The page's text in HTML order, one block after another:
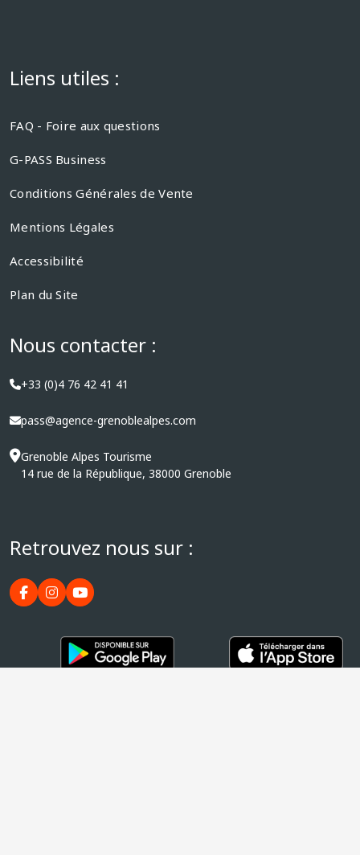
Liens utiles :
FAQ - Foire aux questions
G-PASS Business
Conditions Générales de Vente
Mentions Légales
Accessibilité
Plan du Site
Nous contacter :
+33 (0)4 76 42 41 41
pass@agence-grenoblealpes.com
Grenoble Alpes Tourisme
14 rue de la République, 38000 Grenoble
Retrouvez nous sur :